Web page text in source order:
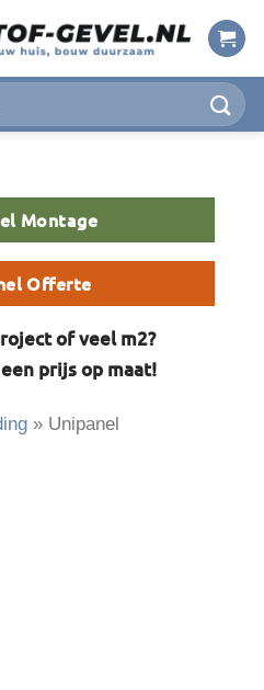
Montage
Offerte
of veel m2?
prijs op maat!
» Unipanel